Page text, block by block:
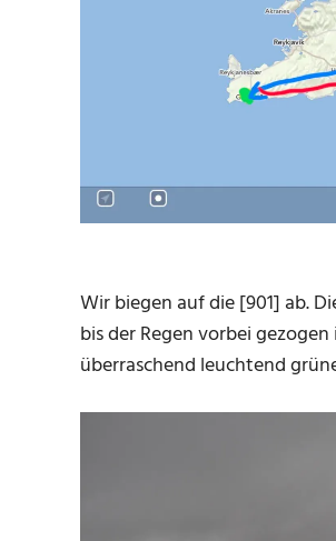
Wir biegen auf die [901] ab.
bis der Regen vorbei
überraschend leuchtend